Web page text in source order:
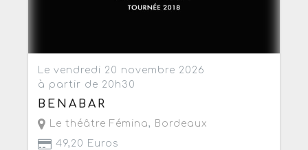
Le vendredi 20 novembre 2026
à partir de 20h30
BENABAR
Le théâtre Fémina, Bordeaux
49,20 Euros